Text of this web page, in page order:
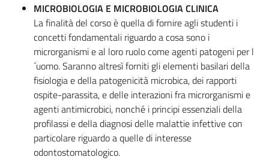
MICROBIOLOGIA E MICROBIOLOGIA CLINICA
La finalità del corso è quella di fornire agli studenti i
concetti fondamentali riguardo a cosa sono i
microrganismi e al loro ruolo come agenti patogeni per l
´uomo. Saranno altresì forniti gli elementi basilari della
fisiologia e della patogenicità microbica, dei rapporti
ospite-parassita, e delle interazioni fra microrganismi e
agenti antimicrobici, nonché i principi essenziali della
profilassi e della diagnosi delle malattie infettive con
particolare riguardo a quelle di interesse
odontostomatologico.